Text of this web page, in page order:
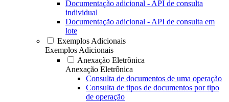
Documentação adicional - API de consulta
individual
Documentação adicional - API de consulta em
lote
Exemplos Adicionais
Exemplos Adicionais
Anexação Eletrônica
Anexação Eletrônica
Consulta de documentos de uma operação
Consulta de tipos de documentos por tipo
de operação